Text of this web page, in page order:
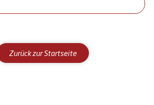
Zurück zur Startseite